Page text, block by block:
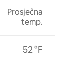
Prosječna
temp.
52 °F